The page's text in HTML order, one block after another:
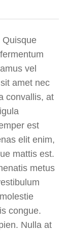
Quisque
vel
amet nec
convallis, at
est
elit enim,
mattis est.
metus
congue.
Nulla at